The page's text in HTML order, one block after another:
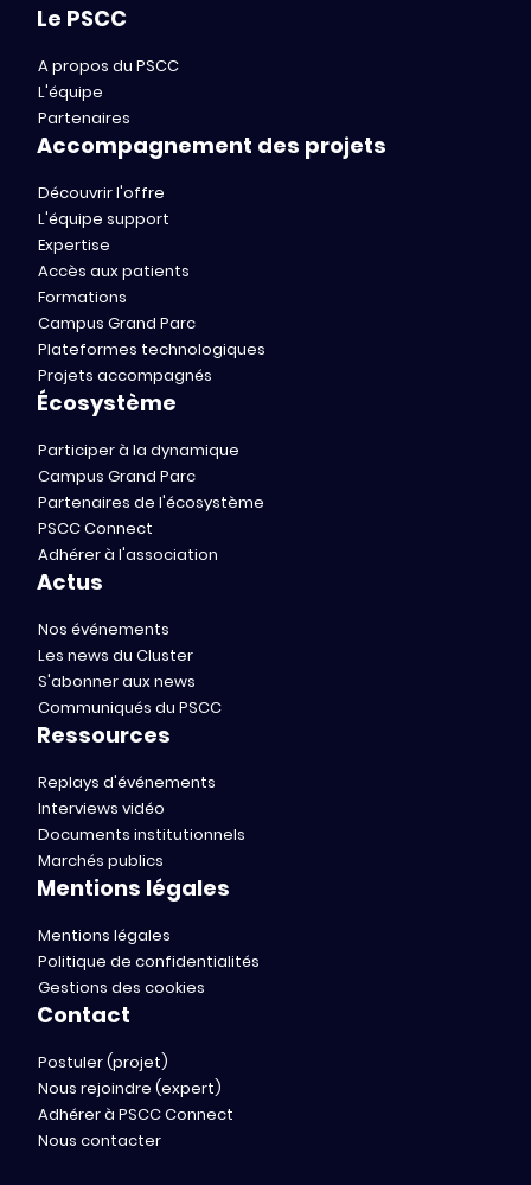
Le PSCC
A propos du PSCC
L'équipe
Partenaires
Accompagnement des projets
Découvrir l'offre
L'équipe support
Expertise
Accès aux patients
Formations
Campus Grand Parc
Plateformes technologiques
Projets accompagnés
Écosystème
Participer à la dynamique
Campus Grand Parc
Partenaires de l'écosystème
PSCC Connect
Adhérer à l'association
Actus
Nos événements
Les news du Cluster
S'abonner aux news
Communiqués du PSCC
Ressources
Replays d'événements
Interviews vidéo
Documents institutionnels
Marchés publics
Mentions légales
Mentions légales
Politique de confidentialités
Gestions des cookies
Contact
Postuler (projet)
Nous rejoindre (expert)
Adhérer à PSCC Connect
Nous contacter